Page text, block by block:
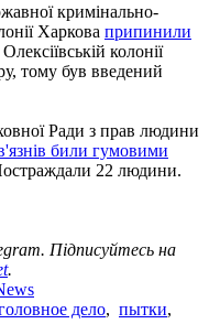
кримінально-
Харкова припинили
колонії
тому був введений
Ради з прав людини
били гумовими
22 людини.
Підписуйтесь на
.
дело, пытки,